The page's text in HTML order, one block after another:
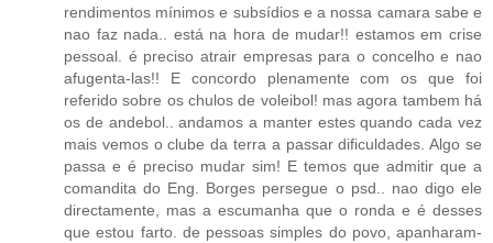
rendimentos mínimos e subsídios e a nossa camara sabe e
nao faz nada.. está na hora de mudar!! estamos em crise
pessoal. é preciso atrair empresas para o concelho e nao
afugenta-las!! E concordo plenamente com os que foi
referido sobre os chulos de voleibol! mas agora tambem há
os de andebol.. andamos a manter estes quando cada vez
mais vemos o clube da terra a passar dificuldades. Algo se
passa e é preciso mudar sim! E temos que admitir que a
comandita do Eng. Borges persegue o psd.. nao digo ele
directamente, mas a escumanha que o ronda e é desses
que estou farto. de pessoas simples do povo, apanharam-